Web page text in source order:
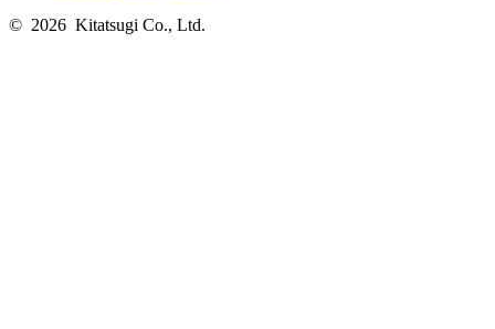
© 2026 Kitatsugi Co., Ltd.